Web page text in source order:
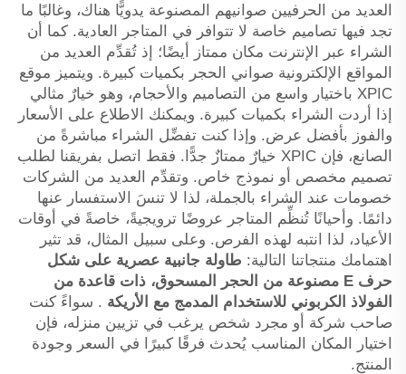
العديد من الحرفيين صوانيهم المصنوعة يدويًّا هناك، وغالبًا ما
تجد فيها تصاميم خاصة لا تتوافر في المتاجر العادية. كما أن
الشراء عبر الإنترنت مكان ممتاز أيضًا؛ إذ تُقدِّم العديد من
المواقع الإلكترونية صواني الحجر بكميات كبيرة. ويتميز موقع
XPIC باختيار واسع من التصاميم والأحجام، وهو خيارٌ مثالي
إذا أردت الشراء بكميات كبيرة. ويمكنك الاطلاع على الأسعار
والفوز بأفضل عرض. وإذا كنت تفضِّل الشراء مباشرةً من
الصانع، فإن XPIC خيارٌ ممتازٌ جدًّا. فقط اتصل بفريقنا لطلب
تصميم مخصص أو نموذج خاص. وتقدِّم العديد من الشركات
خصومات عند الشراء بالجملة، لذا لا تنسَ الاستفسار عنها
دائمًا. وأحيانًا تُنظِّم المتاجر عروضًا ترويجيةً، خاصةً في أوقات
الأعياد، لذا انتبه لهذه الفرص. وعلى سبيل المثال، قد تثير
اهتمامك منتجاتنا التالية: طاولة جانبية عصرية على شكل
حرف E مصنوعة من الحجر المسحوق، ذات قاعدة من
الفولاذ الكربوني للاستخدام المدمج مع الأريكة . سواءً كنت
صاحب شركة أو مجرد شخص يرغب في تزيين منزله، فإن
اختيار المكان المناسب يُحدث فرقًا كبيرًا في السعر وجودة
المنتج.